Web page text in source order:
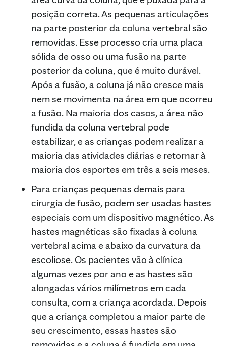
posição correta. As pequenas articulações
na parte posterior da coluna vertebral são
removidas. Esse processo cria uma placa
sólida de osso ou uma fusão na parte
posterior da coluna, que é muito durável.
Após a fusão, a coluna já não cresce mais
nem se movimenta na área em que ocorreu
a fusão. Na maioria dos casos, a área não
fundida da coluna vertebral pode
estabilizar, e as crianças podem realizar a
maioria das atividades diárias e retornar à
maioria dos esportes em três a seis meses.
Para crianças pequenas demais para
cirurgia de fusão, podem ser usadas hastes
especiais com um dispositivo magnético. As
hastes magnéticas são fixadas à coluna
vertebral acima e abaixo da curvatura da
escoliose. Os pacientes vão à clínica
algumas vezes por ano e as hastes são
alongadas vários milímetros em cada
consulta, com a criança acordada. Depois
que a criança completou a maior parte de
seu crescimento, essas hastes são